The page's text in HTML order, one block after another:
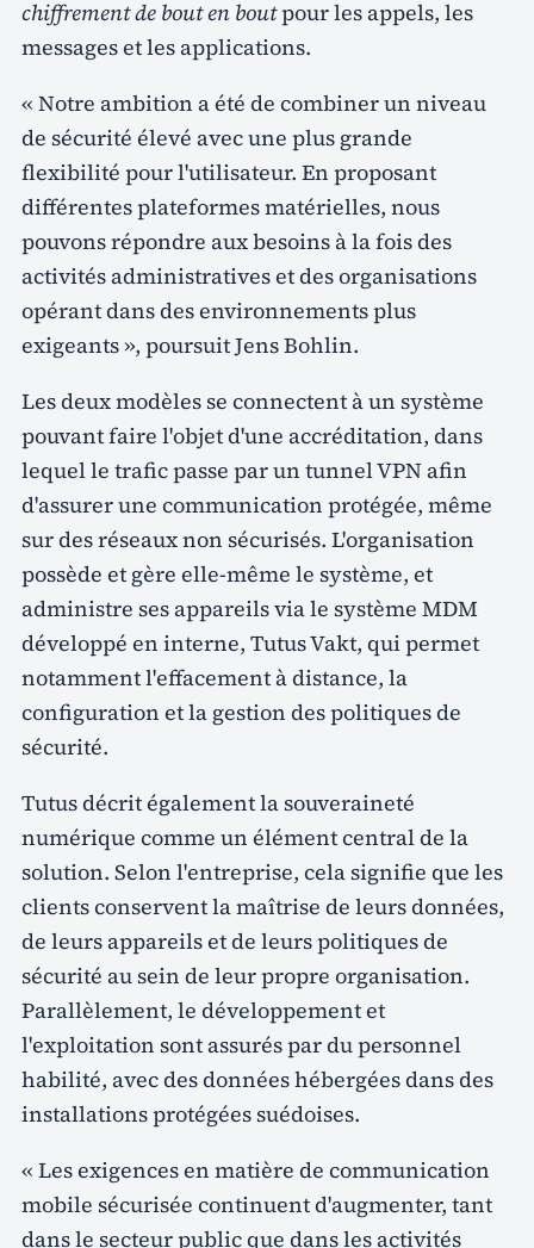
chiffrement de bout en boutpour les appels, les
messages et les applications.
« Notre ambition a été de combiner un niveau
de sécurité élevé avec une plus grande
flexibilité pour l'utilisateur. En proposant
différentes plateformes matérielles, nous
pouvons répondre aux besoins à la fois des
activités administratives et des organisations
opérant dans des environnements plus
exigeants », poursuit Jens Bohlin.
Les deux modèles se connectent à un système
pouvant faire l'objet d'une accréditation, dans
lequel le trafic passe par un tunnel VPN afin
d'assurer une communication protégée, même
sur des réseaux non sécurisés. L'organisation
possède et gère elle-même le système, et
administre ses appareils via le système MDM
développé en interne, Tutus Vakt, qui permet
notamment l'effacement à distance, la
configuration et la gestion des politiques de
sécurité.
Tutus décrit également la souveraineté
numérique comme un élément central de la
solution. Selon l'entreprise, cela signifie que les
clients conservent la maîtrise de leurs données,
de leurs appareils et de leurs politiques de
sécurité au sein de leur propre organisation.
Parallèlement, le développement et
l'exploitation sont assurés par du personnel
habilité, avec des données hébergées dans des
installations protégées suédoises.
« Les exigences en matière de communication
mobile sécurisée continuent d'augmenter, tant
dans le secteur public que dans les activités